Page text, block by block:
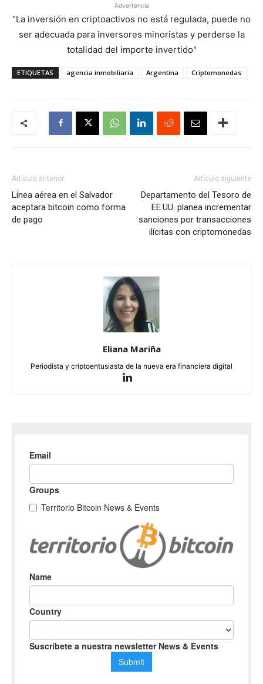
Advertencia
"La inversión en criptoactivos no está regulada, puede no
ser adecuada para inversores minoristas y perderse la
totalidad del importe invertido"
ETIQUETAS agencia inmobiliaria Argentina Criptomonedas
Artículo anterior
Línea aérea en el Salvador
aceptara bitcoin como forma
de pago
Artículo siguiente
Departamento del Tesoro de
EE.UU. planea incrementar
sanciones por transacciones
ilícitas con criptomonedas
Eliana Mariña
Periodista y criptoentusiasta de la nueva era financiera digital